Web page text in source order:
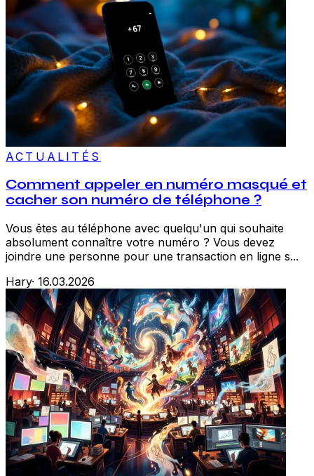
ACTUALITÉS
Comment appeler en numéro masqué et
cacher son numéro de téléphone ?
Vous êtes au téléphone avec quelqu'un qui souhaite
absolument connaître votre numéro ? Vous devez
joindre une personne pour une transaction en ligne s...
Hary· 16.03.2026